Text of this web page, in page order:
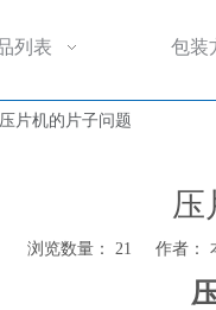
列表 包装
压片机的片子问题
压
浏览数量： 21 作者：